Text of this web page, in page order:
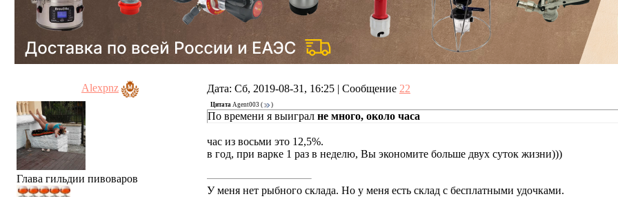
Alexpnz Дата: Сб, 2019-08-31, 16:25 | Сообщение 22
Глава гильдии пивоваров
Цитата Agent003 ( )
По времени я выиграл не много, около часа
час из восьми это 12,5%.
в год, при варке 1 раз в неделю, Вы экономите больше двух суток жизни)))
У меня нет рыбного склада. Но у меня есть склад с бесплатными удочками.